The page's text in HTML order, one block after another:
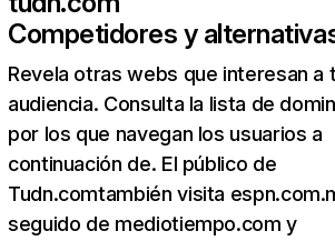
Competidores y
Revela otras webs que interesan a
audiencia. Consulta la lista de
por los que navegan los usuarios a
continuación de. El público de
Tudn.comtambién visita
seguido de mediotiempo.com y